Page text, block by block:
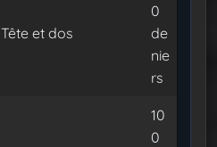
Tête et dos
0
de
nie
rs
10
0